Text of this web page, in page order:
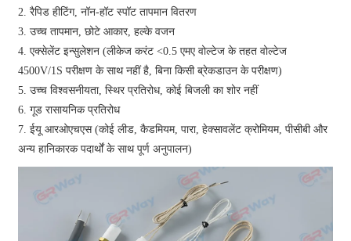
2. रैपिड हीटिंग, नॉन-हॉट स्पॉट तापमान वितरण
3. उच्च तापमान, छोटे आकार, हल्के वजन
4. एक्सेलेंट इन्सुलेशन (लीकेज करंट <0.5 एमए वोल्टेज के तहत वोल्टेज
4500V/1S परीक्षण के साथ नहीं है, बिना किसी ब्रेकडाउन के परीक्षण)
5. उच्च विश्वसनीयता, स्थिर प्रतिरोध, कोई बिजली का शोर नहीं
6. गूड रासायनिक प्रतिरोध
7. ईयू आरओएचएस (कोई लीड, कैडमियम, पारा, हेक्सावलेंट क्रोमियम, पीसीबी और
अन्य हानिकारक पदार्थों के साथ पूर्ण अनुपालन)